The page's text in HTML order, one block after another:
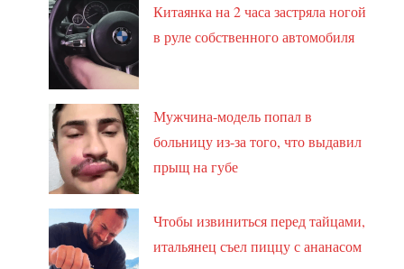
Китаянка на 2 часа застряла ногой
в руле собственного автомобиля
Мужчина-модель попал в
больницу из-за того, что выдавил
прыщ на губе
Чтобы извиниться перед тайцами,
итальянец съел пиццу с ананасом